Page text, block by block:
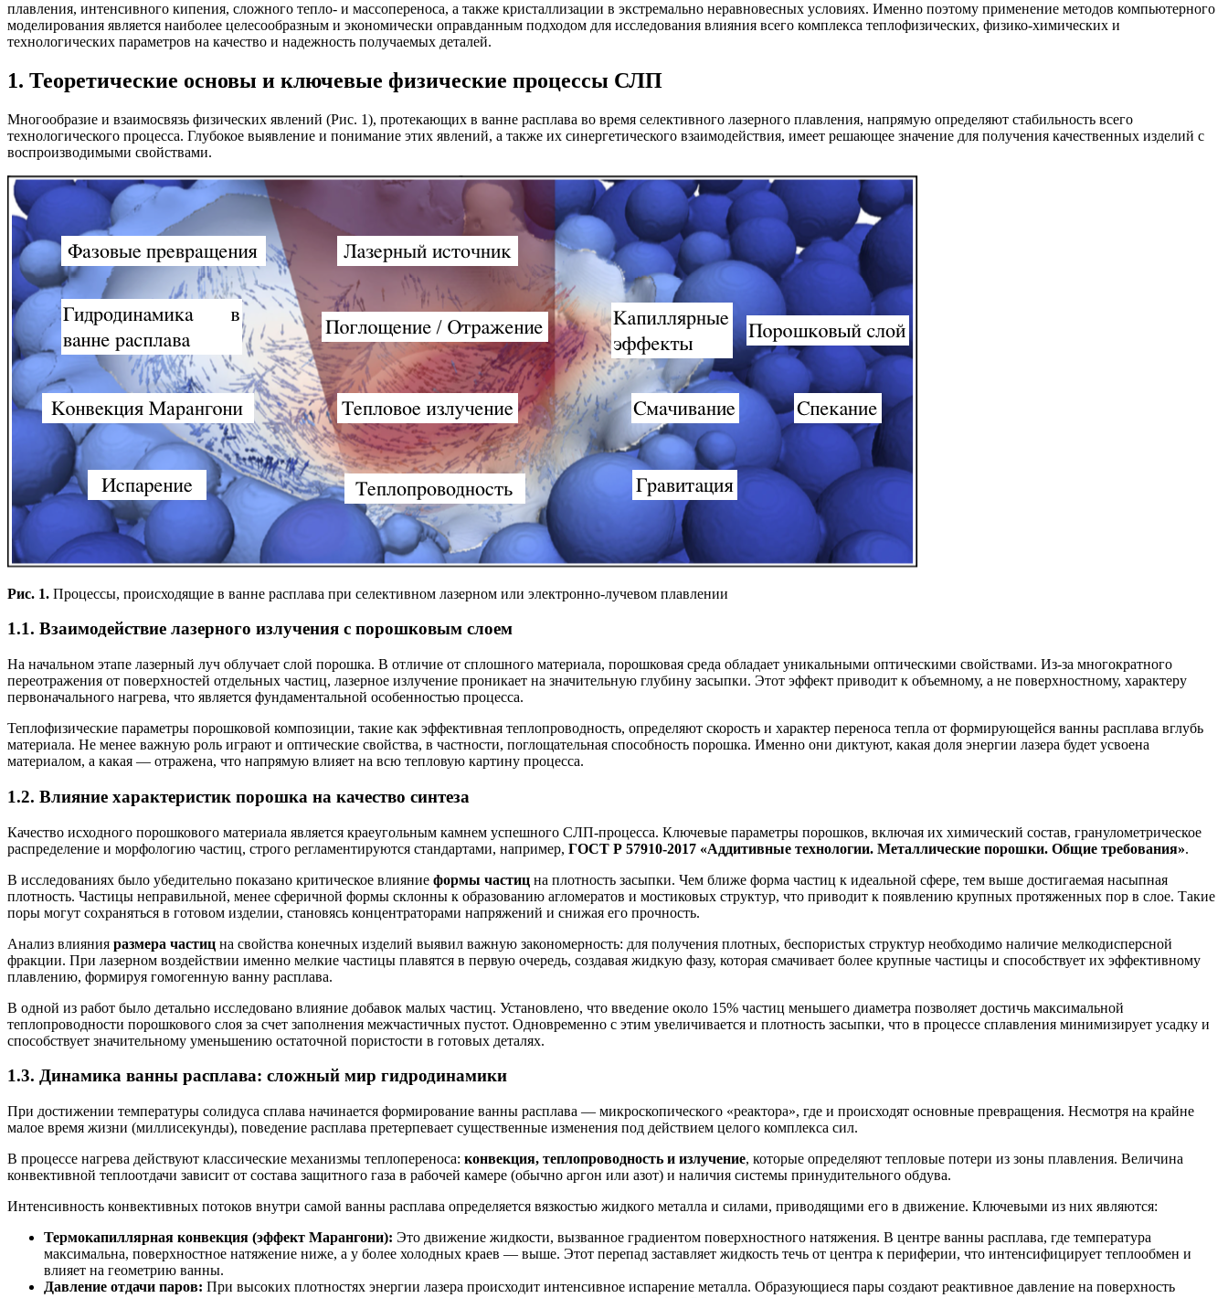
плавления, интенсивного кипения, сложного тепло- и массопереноса, а также кристаллизации в экстремально неравновесных условиях. Именно поэтому применение методов компьютерного
моделирования является наиболее целесообразным и экономически оправданным подходом для исследования влияния всего комплекса теплофизических, физико-химических и
технологических параметров на качество и надежность получаемых деталей.
1. Теоретические основы и ключевые физические процессы СЛП
Многообразие и взаимосвязь физических явлений (Рис. 1), протекающих в ванне расплава во время селективного лазерного плавления, напрямую определяют стабильность всего
технологического процесса. Глубокое выявление и понимание этих явлений, а также их синергетического взаимодействия, имеет решающее значение для получения качественных изделий с
воспроизводимыми свойствами.
Рис. 1. Процессы, происходящие в ванне расплава при селективном лазерном или электронно-лучевом плавлении
1.1. Взаимодействие лазерного излучения с порошковым слоем
На начальном этапе лазерный луч облучает слой порошка. В отличие от сплошного материала, порошковая среда обладает уникальными оптическими свойствами. Из-за многократного
переотражения от поверхностей отдельных частиц, лазерное излучение проникает на значительную глубину засыпки. Этот эффект приводит к объемному, а не поверхностному, характеру
первоначального нагрева, что является фундаментальной особенностью процесса.
Теплофизические параметры порошковой композиции, такие как эффективная теплопроводность, определяют скорость и характер переноса тепла от формирующейся ванны расплава вглубь
материала. Не менее важную роль играют и оптические свойства, в частности, поглощательная способность порошка. Именно они диктуют, какая доля энергии лазера будет усвоена
материалом, а какая — отражена, что напрямую влияет на всю тепловую картину процесса.
1.2. Влияние характеристик порошка на качество синтеза
Качество исходного порошкового материала является краеугольным камнем успешного СЛП-процесса. Ключевые параметры порошков, включая их химический состав, гранулометрическое
распределение и морфологию частиц, строго регламентируются стандартами, например, ГОСТ Р 57910-2017 «Аддитивные технологии. Металлические порошки. Общие требования».
В исследованиях было убедительно показано критическое влияние формы частиц на плотность засыпки. Чем ближе форма частиц к идеальной сфере, тем выше достигаемая насыпная
плотность. Частицы неправильной, менее сферичной формы склонны к образованию агломератов и мостиковых структур, что приводит к появлению крупных протяженных пор в слое. Такие
поры могут сохраняться в готовом изделии, становясь концентраторами напряжений и снижая его прочность.
Анализ влияния размера частиц на свойства конечных изделий выявил важную закономерность: для получения плотных, беспористых структур необходимо наличие мелкодисперсной
фракции. При лазерном воздействии именно мелкие частицы плавятся в первую очередь, создавая жидкую фазу, которая смачивает более крупные частицы и способствует их эффективному
плавлению, формируя гомогенную ванну расплава.
В одной из работ было детально исследовано влияние добавок малых частиц. Установлено, что введение около 15% частиц меньшего диаметра позволяет достичь максимальной
теплопроводности порошкового слоя за счет заполнения межчастичных пустот. Одновременно с этим увеличивается и плотность засыпки, что в процессе сплавления минимизирует усадку и
способствует значительному уменьшению остаточной пористости в готовых деталях.
1.3. Динамика ванны расплава: сложный мир гидродинамики
При достижении температуры солидуса сплава начинается формирование ванны расплава — микроскопического «реактора», где и происходят основные превращения. Несмотря на крайне
малое время жизни (миллисекунды), поведение расплава претерпевает существенные изменения под действием целого комплекса сил.
В процессе нагрева действуют классические механизмы теплопереноса: конвекция, теплопроводность и излучение, которые определяют тепловые потери из зоны плавления. Величина
конвективной теплоотдачи зависит от состава защитного газа в рабочей камере (обычно аргон или азот) и наличия системы принудительного обдува.
Интенсивность конвективных потоков внутри самой ванны расплава определяется вязкостью жидкого металла и силами, приводящими его в движение. Ключевыми из них являются:
Термокапиллярная конвекция (эффект Марангони): Это движение жидкости, вызванное градиентом поверхностного натяжения. В центре ванны расплава, где температура
максимальна, поверхностное натяжение ниже, а у более холодных краев — выше. Этот перепад заставляет жидкость течь от центра к периферии, что интенсифицирует теплообмен и
влияет на геометрию ванны.
Давление отдачи паров: При высоких плотностях энергии лазера происходит интенсивное испарение металла. Образующиеся пары создают реактивное давление на поверхность